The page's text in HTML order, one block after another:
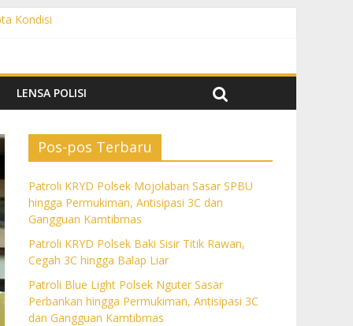
Kondisi
Gangguan Kamtibmas
Kamtibmas
LENSA POLISI
Pos-pos Terbaru
Patroli KRYD Polsek Mojolaban Sasar SPBU
hingga Permukiman, Antisipasi 3C dan
Gangguan Kamtibmas
Patroli KRYD Polsek Baki Sisir Titik Rawan,
Cegah 3C hingga Balap Liar
Patroli Blue Light Polsek Nguter Sasar
Perbankan hingga Permukiman, Antisipasi 3C
dan Gangguan Kamtibmas